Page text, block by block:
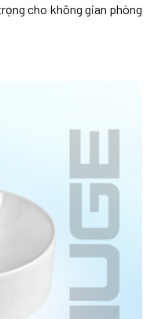
cho không gian phòng